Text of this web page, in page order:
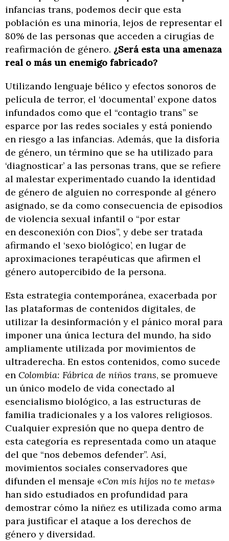
infancias trans, podemos decir que esta
población es una minoría, lejos de representar el
80% de las personas que acceden a cirugías de
reafirmación de género. ¿Será esta una amenaza
real o más un enemigo fabricado?
Utilizando lenguaje bélico y efectos sonoros de
película de terror, el ‘documental’ expone datos
infundados como que el “contagio trans” se
esparce por las redes sociales y está poniendo
en riesgo a las infancias. Además, que la disforia
de género, un término que se ha utilizado para
‘diagnosticar’ a las personas trans, que se refiere
al malestar experimentado cuando la identidad
de género de alguien no corresponde al género
asignado, se da como consecuencia de episodios
de violencia sexual infantil o “por estar
en desconexión con Dios”, y debe ser tratada
afirmando el ‘sexo biológico’, en lugar de
aproximaciones terapéuticas que afirmen el
género autopercibido de la persona.
Esta estrategia contemporánea, exacerbada por
las plataformas de contenidos digitales, de
utilizar la desinformación y el pánico moral para
imponer una única lectura del mundo, ha sido
ampliamente utilizada por movimientos de
ultraderecha. En estos contenidos, como sucede
en Colombia: Fábrica de niños trans, se promueve
un único modelo de vida conectado al
esencialismo biológico, a las estructuras de
familia tradicionales y a los valores religiosos.
Cualquier expresión que no quepa dentro de
esta categoría es representada como un ataque
del que “nos debemos defender”. Así,
movimientos sociales conservadores que
difunden el mensaje «Con mis hijos no te metas»
han sido estudiados en profundidad para
demostrar cómo la niñez es utilizada como arma
para justificar el ataque a los derechos de
género y diversidad.